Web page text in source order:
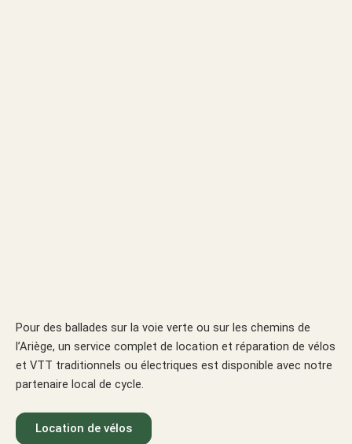
Pour des ballades sur la voie verte ou sur les chemins de
l’Ariège, un service complet de location et réparation de vélos
et VTT traditionnels ou électriques est disponible avec notre
partenaire local de cycle.
Location de vélos